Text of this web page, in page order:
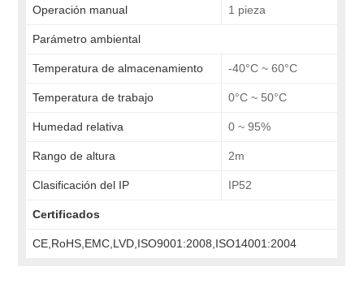
Operación manual 1 pieza
Parámetro ambiental
Temperatura de almacenamiento -40°C ~ 60°C
Temperatura de trabajo 0°C ~ 50°C
Humedad relativa 0 ~ 95%
Rango de altura 2m
Clasificación del IP IP52
Certificados
CE,RoHS,EMC,LVD,ISO9001:2008,ISO14001:2004